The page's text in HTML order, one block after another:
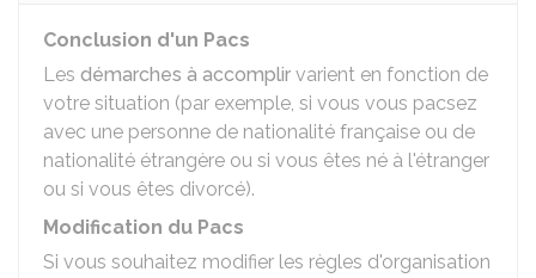
Conclusion d'un Pacs
Les démarches à accomplir varient en fonction de
votre situation (par exemple, si vous vous pacsez
avec une personne de nationalité française ou de
nationalité étrangère ou si vous êtes né à l'étranger
ou si vous êtes divorcé).
Modification du Pacs
Si vous souhaitez modifier les règles d'organisation